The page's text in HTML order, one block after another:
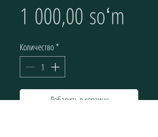
1 000,00 soʻm
Количество *
Добавить в корзину